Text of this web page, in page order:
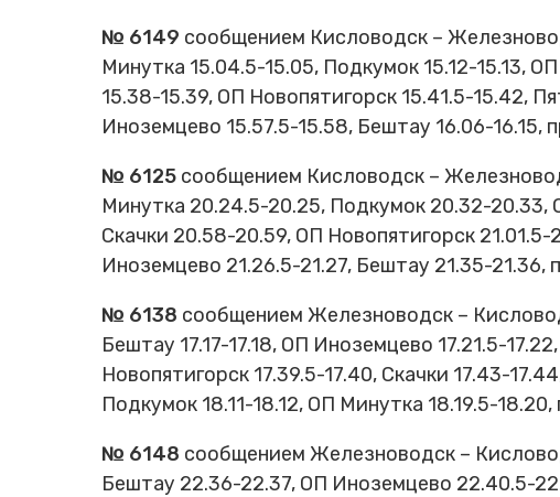
Cхемы обращения
пригородных поездов
Справочник по
остановочным пунктам и
№ 6149 сообщением Кисловодск –
Минутка 15.04.5-15.05, Подкумок 15.12-15.13,
15.38-15.39, ОП Новопятигорск 15.41.5-15.42,
Иноземцево 15.57.5-15.58, Бештау 16.06-16.15,
№ 6125 сообщением Кисловодск –
Минутка 20.24.5-20.25, Подкумок 20.32-20.33,
Скачки 20.58-20.59, ОП Новопятигорск
Иноземцево 21.26.5-21.27, Бештау 21.35-
№ 6138 сообщением Железноводск –
Бештау 17.17-17.18, ОП Иноземцево 17.21.5-
Новопятигорск 17.39.5-17.40, Скачки 17.43-
Подкумок 18.11-18.12, ОП Минутка 18.19.5-
№ 6148 сообщением Железноводск –
Бештау 22.36-22.37, ОП Иноземцево 22.40.5-